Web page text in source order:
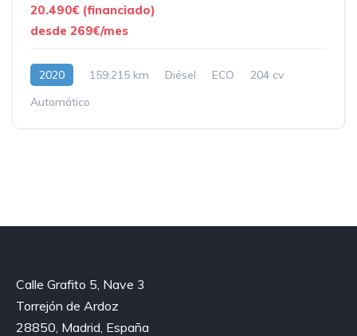
20.490€ (financiado)
desde 269€/mes
2020 159.215 km Diésel ECO
204 cv
Automático
Calle Grafito 5, Nave 3
Torrejón de Ardoz
28850, Madrid, España